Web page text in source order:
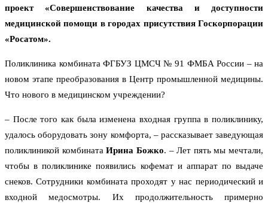
проект «Совершенствование качества и доступности
медицинской помощи в городах присутствия Госкорпорации
«Росатом».
Поликлиника комбината ФГБУЗ ЦМСЧ № 91 ФМБА России – на
новом этапе преобразования в Центр промышленной медицины.
Что нового в медицинском учреждении?
– После того как была изменена входная группа в поликлинику,
удалось оборудовать зону комфорта, – рассказывает заведующая
поликлиникой комбинатаИрина Божко. – Лет пять мы мечтали,
чтобы в поликлинике появились кофемат и аппарат по выдаче
снеков. Сотрудники комбината проходят у нас периодический и
входной медосмотры. Их продолжительность примерно